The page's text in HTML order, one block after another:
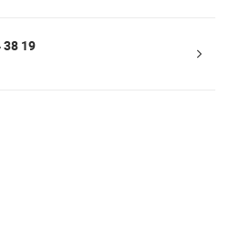
38 19